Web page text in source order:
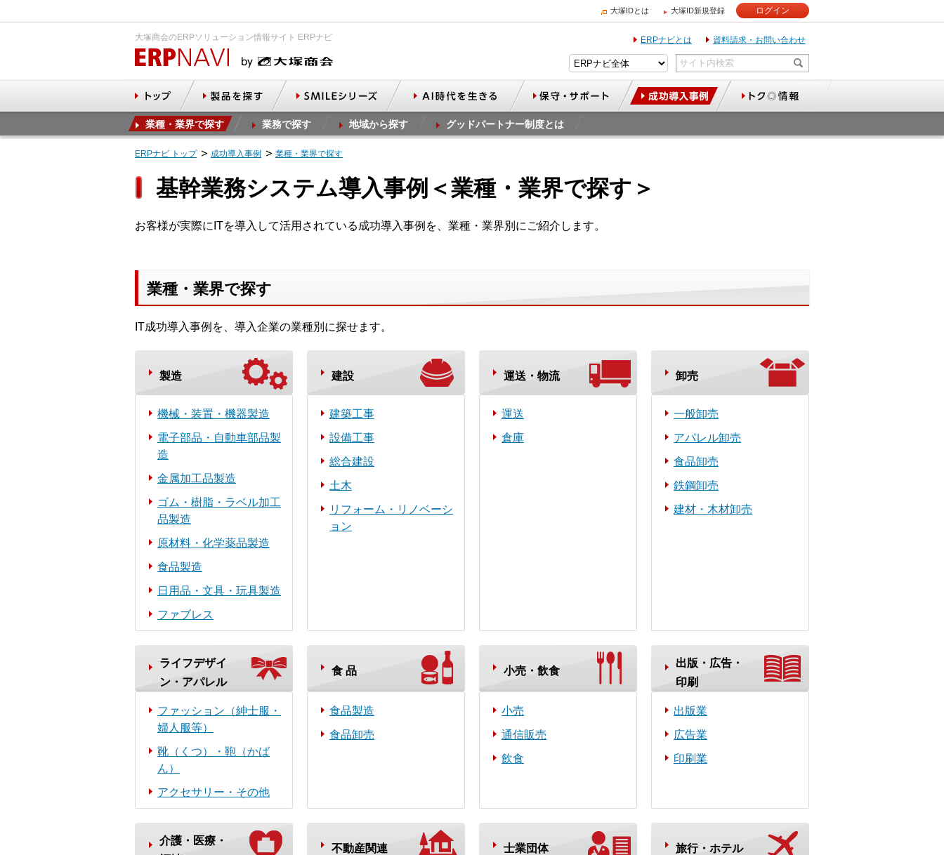
大塚IDとは 大塚ID新規登録 ログイン
大塚商会のERPソリューション情報サイト ERPナビ ERPナビとは 資料請求・お問い合わせ
業種・業界で探す 業務で探す 地域から探す グッドパートナー制度とは
ERPナビ トップ 成功導入事例 業種・業界で探す
基幹業務システム導入事例＜業種・業界で探す＞
お客様が実際にITを導入して活用されている成功導入事例を、業種・業界別にご紹介します。
業種・業界で探す
IT成功導入事例を、導入企業の業種別に探せます。
製造
機械・装置・機器製造
電子部品・自動車部品製
造
金属加工品製造
ゴム・樹脂・ラベル加工
品製造
原材料・化学薬品製造
食品製造
日用品・文具・玩具製造
ファブレス
建設
建築工事
設備工事
総合建設
土木
リフォーム・リノベーシ
ョン
運送・物流
運送
倉庫
卸売
一般卸売
アパレル卸売
食品卸売
鉄鋼卸売
建材・木材卸売
ライフデザイ
ン・アパレル
ファッション（紳士服・
婦人服等）
靴（くつ）・鞄（かば
ん）
アクセサリー・その他
食 品
食品製造
食品卸売
小売・飲食
小売
通信販売
飲食
出版・広告・
印刷
出版業
広告業
印刷業
介護・医療・
不動産関連 士業団体 旅行・ホテル